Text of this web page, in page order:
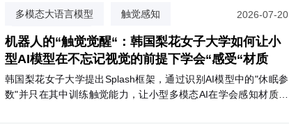
季度上市，支持Nemotron、Cosmos 3等英伟达AI软件生态。
多模态大语言模型 触觉感知
掩码隔离训练
2026-07-20
机器人的“触觉觉醒“：韩国梨花女子大学如何让小
型AI模型在不忘记视觉的前提下学会“感受“材质
韩国梨花女子大学提出Splash框架，通过识别AI模型中的"休眠参
数"并只在其中训练触觉能力，让小型多模态AI在学会感知材质触